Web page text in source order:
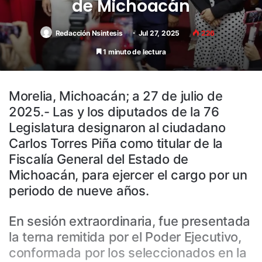
de Michoacán
Redacción Nsintesis Jul 27, 2025 226
1 minuto de lectura
Morelia, Michoacán; a 27 de julio de
2025.- Las y los diputados de la 76
Legislatura designaron al ciudadano
Carlos Torres Piña como titular de la
Fiscalía General del Estado de
Michoacán, para ejercer el cargo por un
periodo de nueve años.
En sesión extraordinaria, fue presentada
la terna remitida por el Poder Ejecutivo,
conformada por los seleccionados en la